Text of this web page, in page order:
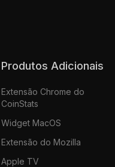
Produtos Adicionais
Extensão Chrome do
CoinStats
Widget MacOS
Extensão do Mozilla
Apple TV